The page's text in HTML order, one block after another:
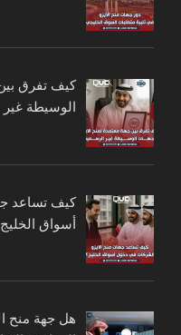
كيف تفرق
الوسيطة غير
كيف تساعد
أسواق
هل جهة منح